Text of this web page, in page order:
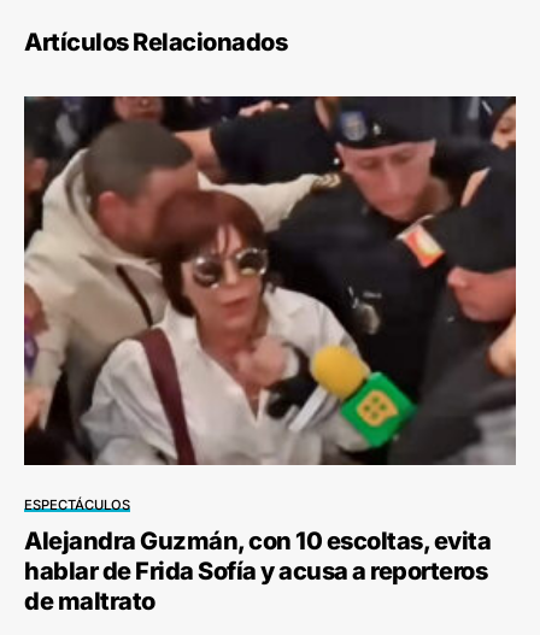
Artículos Relacionados
ESPECTÁCULOS
Alejandra Guzmán, con 10 escoltas, evita
hablar de Frida Sofía y acusa a reporteros
de maltrato